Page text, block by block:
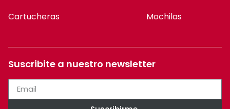
Cartucheras
Mochilas
Suscribite a nuestro newsletter